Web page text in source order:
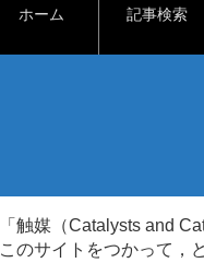
ホーム 記事検索
「触媒（Catalysts and
このサイトをつかって，